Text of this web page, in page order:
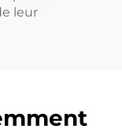
leur